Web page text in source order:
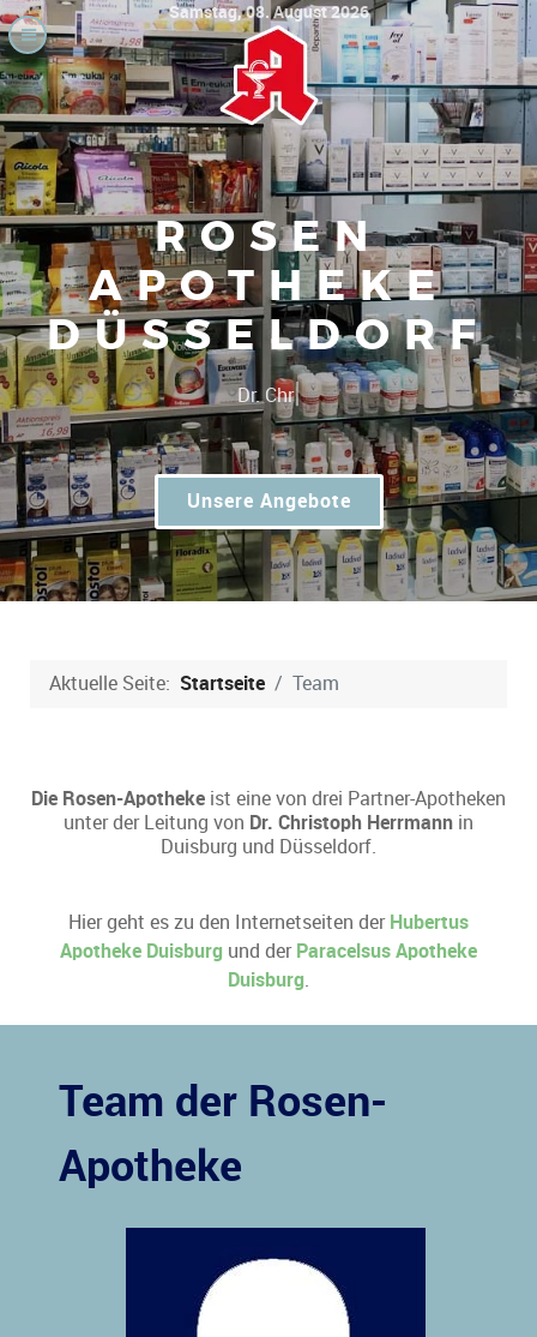
Samstag, 08. August 2026
ROSEN
APOTHEKE
DÜSSELDORF
Gute Preise - umfassender Service - qualifiz |
Unsere Angebote
Aktuelle Seite: Startseite Team
Die Rosen-Apotheke ist eine von drei Partner-Apotheken
unter der Leitung von Dr. Christoph Herrmann in
Duisburg und Düsseldorf.
Hier geht es zu den Internetseiten der Hubertus
Apotheke Duisburg und der Paracelsus Apotheke
Duisburg.
Team der Rosen-
Apotheke